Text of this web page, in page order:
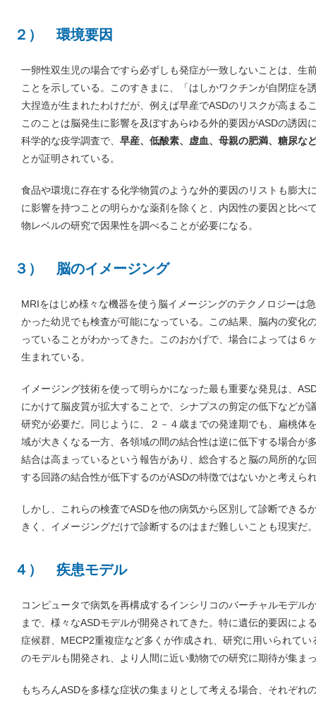
２） 環境要因
一卵性双生児の場合ですら必ずしも発症が一致しないことは、生
ことを示している。このすきまに、「はしかワクチンが自閉症を
大捏造が生まれたわけだが、例えば早産でASDのリスクが高まる
このことは脳発生に影響を及ぼすあらゆる外的要因がASDの誘因
科学的な疫学調査で、 早産、低酸素、虚血、母親の肥満、糖尿な
とが証明されている。
食品や環境に存在する化学物質のような外的要因のリストも膨大
に影響を持つことの明らかな薬剤を除くと、内因性の要因と比べ
物レベルの研究で因果性を調べることが必要になる。
３） 脳のイメージング
MRIをはじめ様々な機器を使う脳イメージングのテクノロジーは
かった幼児でも検査が可能になっている。この結果、脳内の変化
っていることがわかってきた。このおかげで、場合によっては６
生まれている。
イメージング技術を使って明らかになった最も重要な発見は、
にかけて脳皮質が拡大することで、シナプスの剪定の低下などが
研究が必要だ。同じように、２－４歳までの発達期でも、扁桃体
域が大きくなる一方、各領域の間の結合性は逆に低下する場合が
結合は高まっているという報告があり、総合すると脳の局所的な
する回路の結合性が低下するのがASDの特徴ではないかと考えら
しかし、これらの検査でASDを他の病気から区別して診断できる
きく、イメージングだけで診断するのはまだ難しいことも現実だ
４） 疾患モデル
コンピュータで病気を再構成するインシリコのバーチャルモデル
まで、様々なASDモデルが開発されてきた。特に遺伝的要因によ
症候群、MECP2重複症など多くが作成され、研究に用いられて
のモデルも開発され、より人間に近い動物での研究に期待が集ま
もちろんASDを多様な症状の集まりとして考える場合、それぞれ